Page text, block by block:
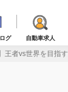
グ 自動車求人
王者vs世界を目